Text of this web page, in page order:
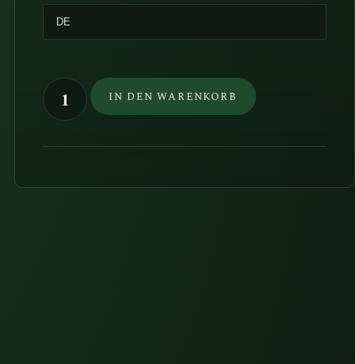
war:
88,90€
ist:
73,90€.
Roadbook
Sardinien
IN DEN WARENKORB